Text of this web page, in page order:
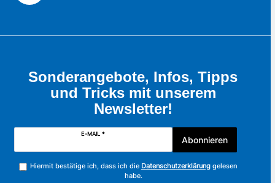
Sonderangebote, Infos, Tipps
und Tricks mit unserem
Newsletter!
E-MAIL *
Abonnieren
Hiermit bestätige ich, dass ich die Datenschutzerklärunggelesen
habe.